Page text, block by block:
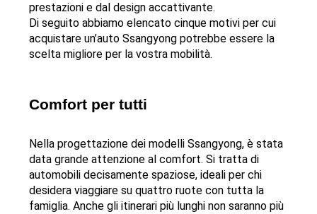
prestazioni e dal design accattivante.
Di seguito abbiamo elencato cinque motivi per cui
acquistare un’auto Ssangyong potrebbe essere la
scelta migliore per la vostra mobilità.
Comfort per tutti
Nella progettazione dei modelli Ssangyong, è stata
data grande attenzione al comfort. Si tratta di
automobili decisamente spaziose, ideali per chi
desidera viaggiare su quattro ruote con tutta la
famiglia. Anche gli itinerari più lunghi non saranno più